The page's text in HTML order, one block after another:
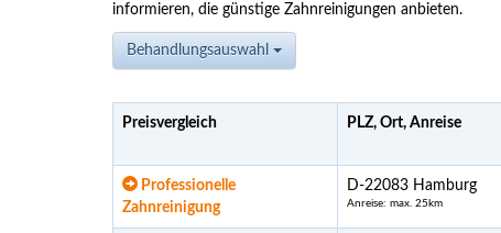
informieren, die günstige Zahnreinigungen anbieten.
Behandlungsauswahl
Preisvergleich PLZ, Ort, Anreise
Professionelle
Zahnreinigung
D-22083 Hamburg
Anreise: max. 25km